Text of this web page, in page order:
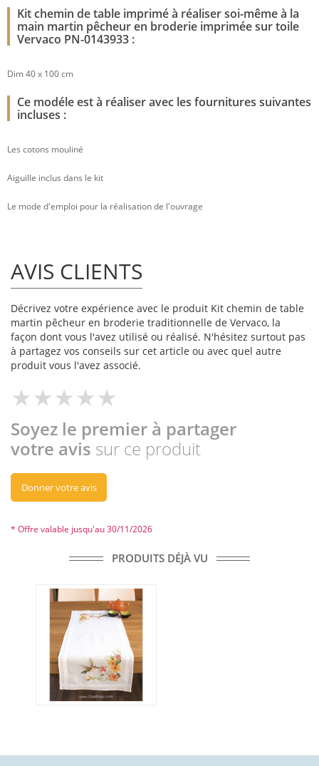
Kit chemin de table imprimé à réaliser soi-même à la
main martin pêcheur en broderie imprimée sur toile
Vervaco PN-0143933 :
Dim 40 x 100 cm
Ce modéle est à réaliser avec les fournitures suivantes
incluses :
Les cotons mouliné
Aiguille inclus dans le kit
Le mode d'emploi pour la réalisation de l'ouvrage
AVIS CLIENTS
Décrivez votre expérience avec le produit Kit chemin de table
martin pêcheur en broderie traditionnelle de Vervaco, la
façon dont vous l'avez utilisé ou réalisé. N'hésitez surtout pas
à partagez vos conseils sur cet article ou avec quel autre
produit vous l'avez associé.
Soyez le premier à partager
votre avis sur ce produit
Donner votre avis
* Offre valable jusqu'au 30/11/2026
PRODUITS DÉJÀ VU